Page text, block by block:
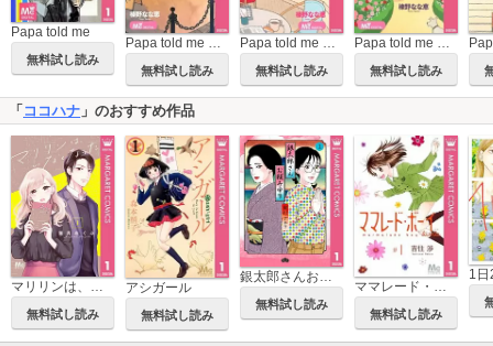
Papa told me
無料試し読み
Papa told me ～窓に灯りのともる頃～
無料試し読み
Papa told me ～カフェで道草～
無料試し読み
Papa told me ～街を歩けば～
無料試し読み
「 ココハナ 」のおすすめ作品
マリリンは、いなくなった
無料試し読み
アシガール
無料試し読み
銀太郎さんお頼み申す
無料試し読み
ママレード・ボーイ little
無料試し読み
1日